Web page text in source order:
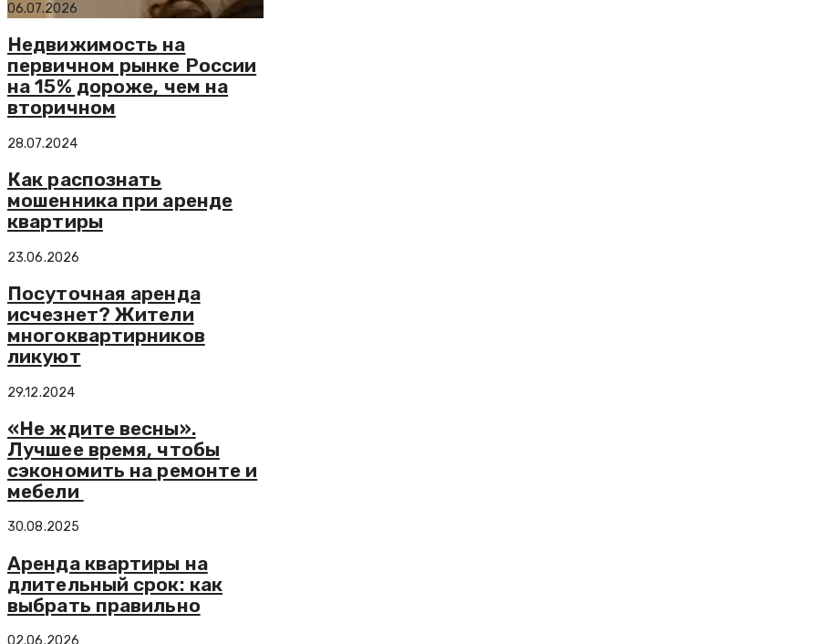
06.07.2026
Недвижимость на
первичном рынке России
на 15% дороже, чем на
вторичном
28.07.2024
Как распознать
мошенника при аренде
квартиры
23.06.2026
Посуточная аренда
исчезнет? Жители
многоквартирников
ликуют
29.12.2024
«Не ждите весны».
Лучшее время, чтобы
сэкономить на ремонте и
мебели
30.08.2025
Аренда квартиры на
длительный срок: как
выбрать правильно